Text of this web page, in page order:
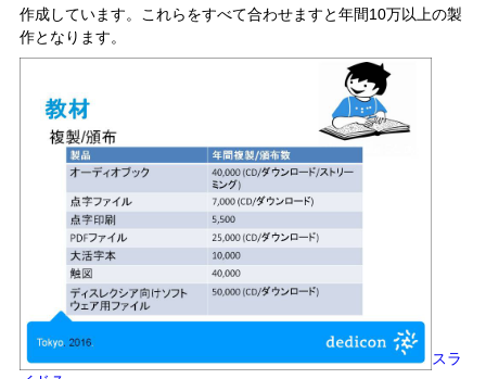
作成しています。これらをすべて合わせますと年間10万以上の製
作となります。
スラ